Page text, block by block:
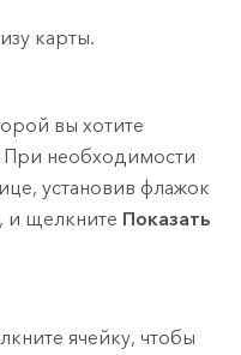
карты.
вы хотите
При необходимости
установив флажок
и щелкните Показать
ячейку, чтобы